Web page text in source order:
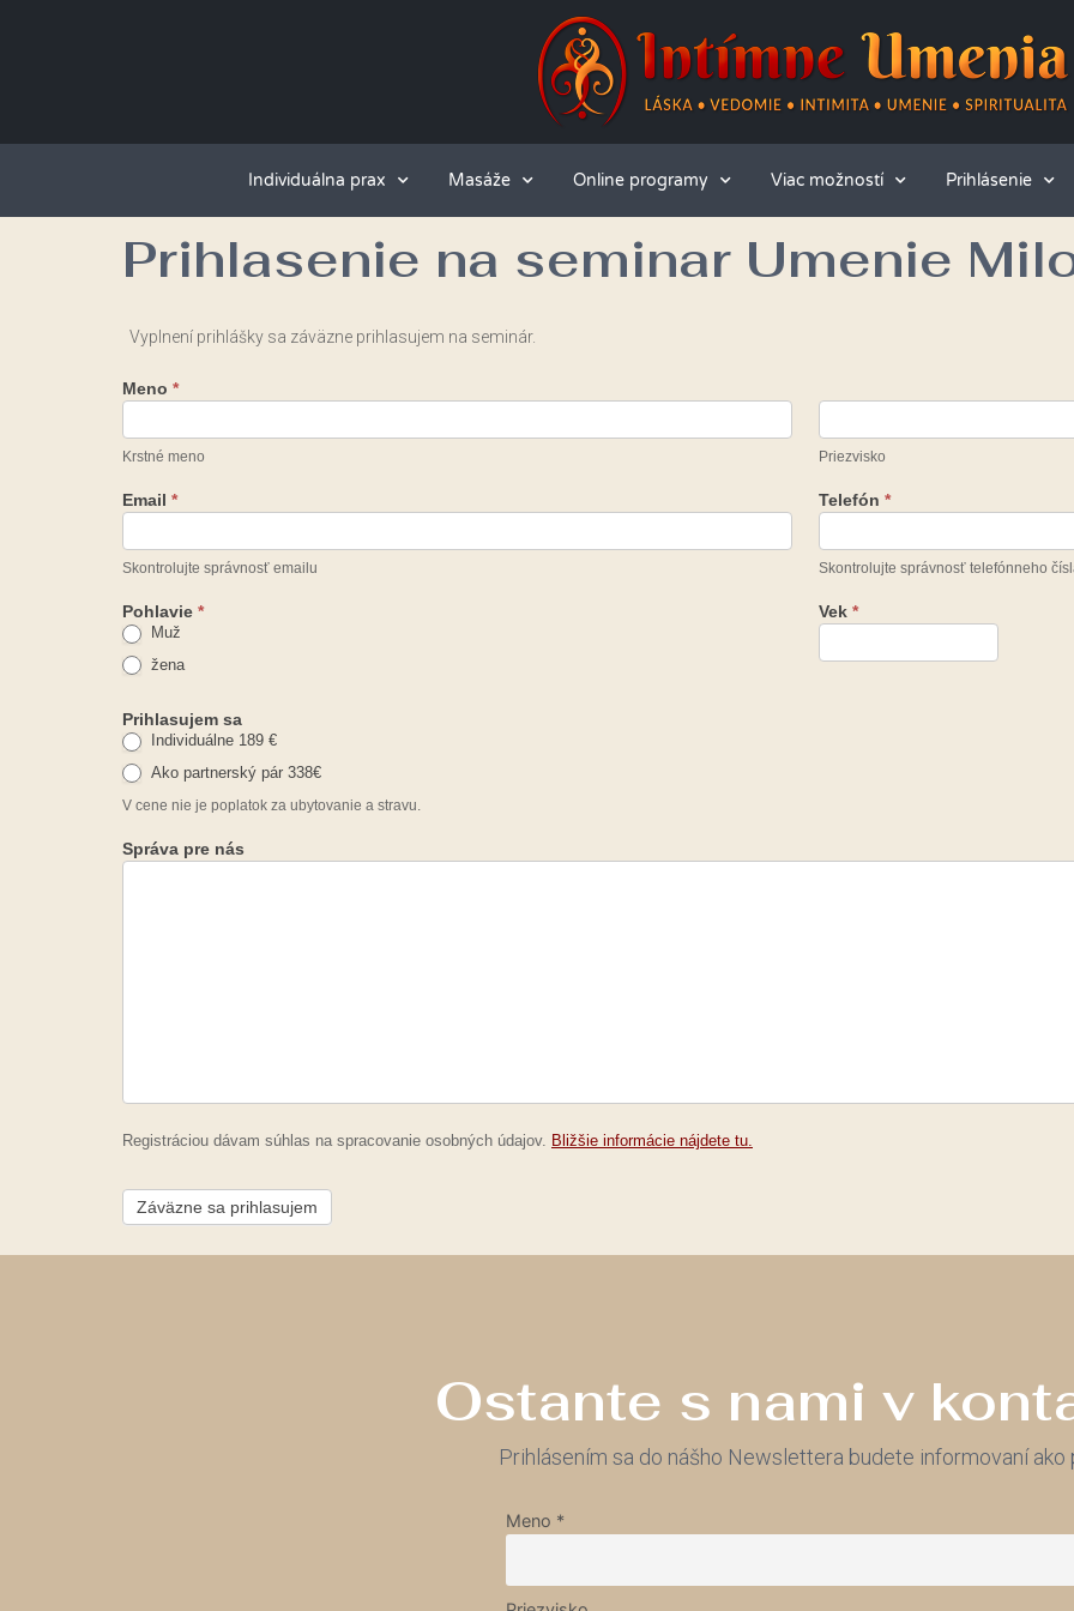
Individuálna prax Masáže Online programy Viac možností Prihlásenie
Prihlasenie na seminar Umenie
Prihlásenie
semináre
Milovať
Vyplnení prihlášky sa záväzne prihlasujem na seminár.
Meno *
Krstné meno Priezvisko
Email *
Skontrolujte správnosť emailu
Telefón*
Skontrolujte správnosť telefónneho
Pohlavie *
Muž
žena
Vek*
Prihlasujem sa
Individuálne 189 €
Ako partnerský pár 338€
V cene nie je poplatok za ubytovanie a stravu.
Správa pre nás
Registráciou dávam súhlas na spracovanie osobných údajov. Bližšie informácie nájdete tu.
Záväzne sa prihlasujem
Ostante s nami v
Prihlásením sa do nášho Newslettera budete informovaní ako
Meno *